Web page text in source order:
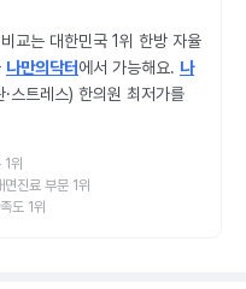
교는 대한민국 1위 한방 자율
나만의닥터에서 가능해요. 나
스트레스) 한의원 최저가를
위
진료 부문 1위
도 1위